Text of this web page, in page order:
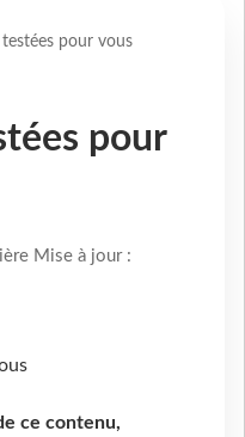
testées pour vous
pour
Mise à jour :
ce contenu,